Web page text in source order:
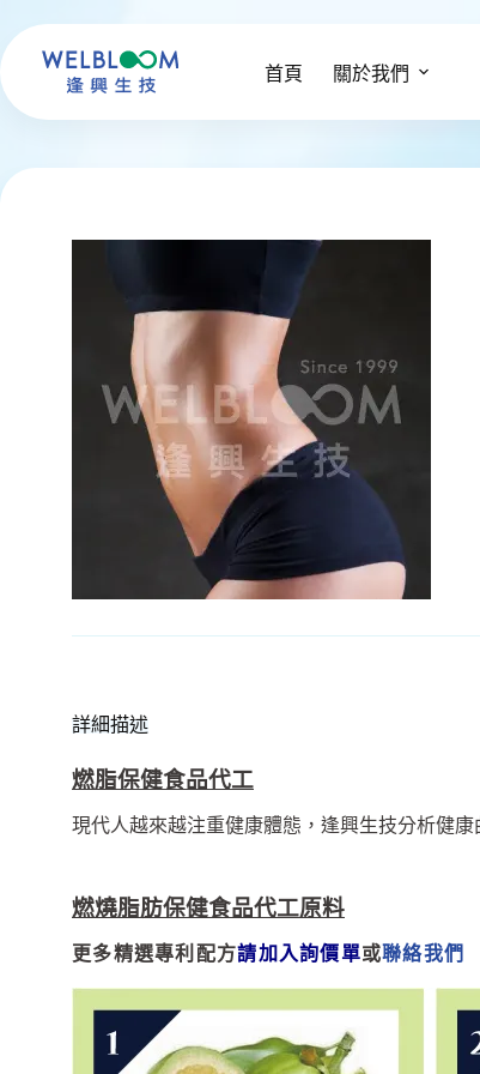
至
要
首頁 關於我們
詳細描述
燃脂保健食品代工
現代人越來越注重健康體態，逢興生技分析健
燃燒脂肪保健食品代工原料
更多精選專利配方請加入詢價單或聯絡我們